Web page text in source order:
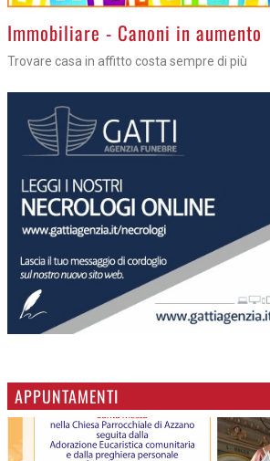
>Immobiliare - Canoni in aumento
Trovare casa in affitto costa sempre di più
APPUNTAMENTI